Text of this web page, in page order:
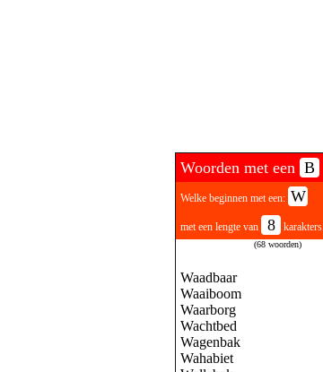
Woorden met een B
Welke beginnen met een: W
met een lengte van 8 karakters.
(68 woorden)
Waadbaar
Waaiboom
Waarborg
Wachtbed
Wagenbak
Wahabiet